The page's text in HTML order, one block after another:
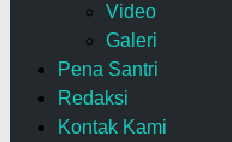
Video
Galeri
Pena Santri
Redaksi
Kontak Kami